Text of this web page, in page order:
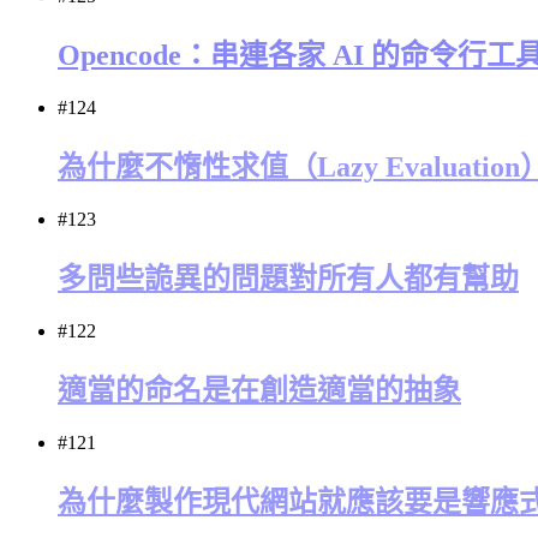
Opencode：串連各家 AI 的命令行工
#124
為什麼不惰性求值（Lazy Evaluation
#123
多問些詭異的問題對所有人都有幫助
#122
適當的命名是在創造適當的抽象
#121
為什麼製作現代網站就應該要是響應